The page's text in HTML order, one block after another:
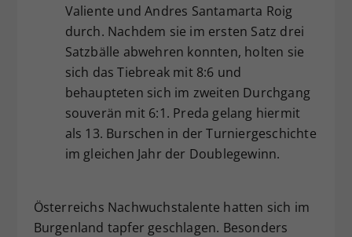
Valiente und Andres Santamarta Roig
durch. Nachdem sie im ersten Satz drei
Satzbälle abwehren konnten, holten sie
sich das Tiebreak mit 8:6 und
behaupteten sich im zweiten Durchgang
souverän mit 6:1. Preda gelang hiermit
als 13. Burschen in der Turniergeschichte
im gleichen Jahr der Doublegewinn.
Österreichs Nachwuchstalente hatten sich im
Burgenland tapfer geschlagen. Besonders